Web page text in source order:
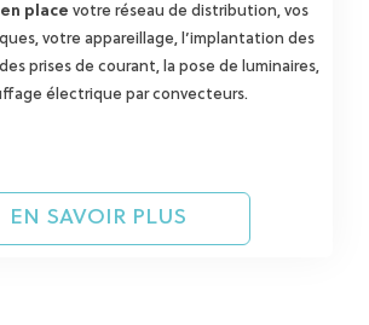
place votre réseau de distribution, vos
votre appareillage, l’implantation des
prises de courant, la pose de luminaires,
électrique par convecteurs.
EN SAVOIR PLUS